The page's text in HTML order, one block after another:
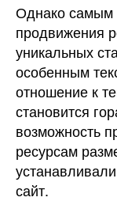
Однако
продвижения
уникальных
особенным
отношение к
становится
возможность
ресурсам
сайт.